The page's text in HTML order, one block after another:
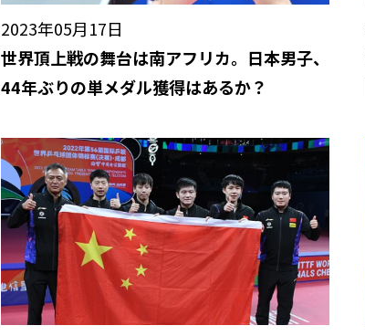
2023年05月17日
世界頂上戦の舞台は南アフリカ。日本男子、
44年ぶりの単メダル獲得はあるか？